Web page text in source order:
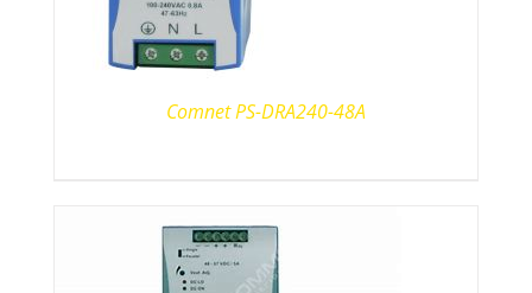
Comnet PS-DRA240-48A